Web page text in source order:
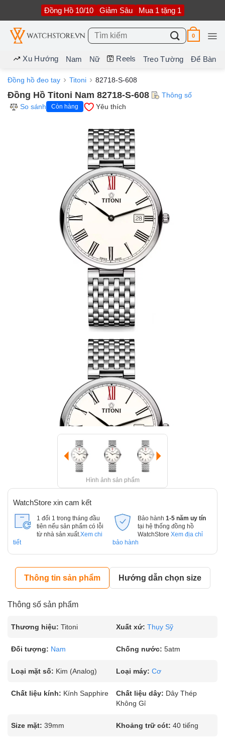
nội
dung
Đồng Hồ 10/10 Giảm Sâu Mua 1 tặng 1
Tìm
kiếm:
0
Xu Hướng Nam Nữ Reels Treo Tường Để Bàn
Đồng hồ đeo tay Titoni 82718-S-608
Đồng Hồ Titoni Nam 82718-S-608
Thông số
So sánh
Còn hàng Yêu thích
Hình ảnh sản phẩm
WatchStore xin cam kết
1 đổi 1 trong tháng đầu
tiên nếu sản phẩm có lỗi
từ nhà sản xuất. Xem chi
tiết
Bảo hành 1-5 năm uy tín
tại hệ thống đồng hồ
WatchStore Xem địa chỉ
bảo hành
Thông tin sản phẩm Hướng dẫn chọn size
Thông số sản phẩm
Thương hiệu: Titoni Xuất xứ: Thụy Sỹ
Đối tượng: Nam Chống nước: 5atm
Loại mặt số: Kim (Analog) Loại máy: Cơ
Chất liệu kính: Kính Sapphire Chất liệu dây: Dây Thép
Không Gỉ
Size mặt: 39mm Khoảng trữ cót: 40 tiếng